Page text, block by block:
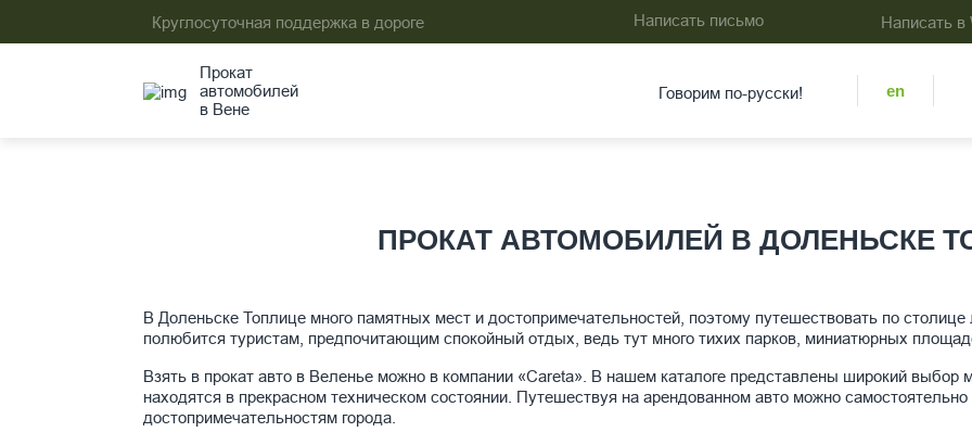
Круглосуточная поддержка в дороге Написать письмо Написать в
Прокат
автомобилей
в Вене
Говорим по-русски! en
ПРОКАТ АВТОМОБИЛЕЙ В ДОЛЕНЬСКЕ
В Доленьске Топлице много памятных мест и достопримечательностей, поэтому путешествовать по
полюбится туристам, предпочитающим спокойный отдых, ведь тут много тихих парков, миниатюрных
Взять в прокат авто в Веленье можно в компании «Careta». В нашем каталоге представлены широкий выбор
находятся в прекрасном техническом состоянии. Путешествуя на арендованном авто можно
достопримечательностям города.